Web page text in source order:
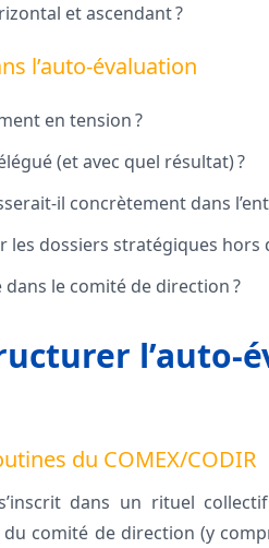
et ascendant ?
l’auto-évaluation
en tension ?
(et avec quel résultat) ?
il concrètement dans
les dossiers stratégiques
le comité de direction ?
l’auto-
du COMEX/CODIR
s’inscrit dans un rituel
comité de direction (y